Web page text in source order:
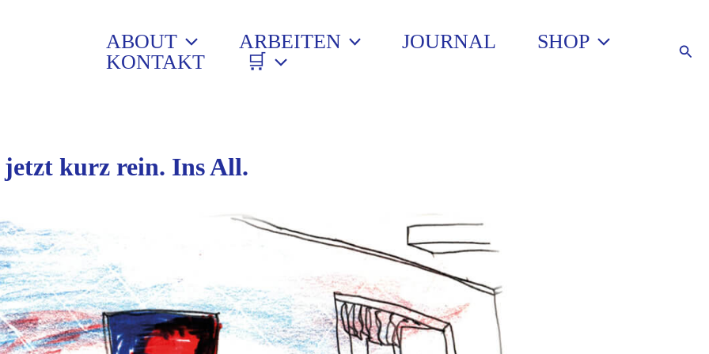
ABOUT ARBEITEN JOURNAL
SHOP
KONTAKT
🛒
jetzt kurz rein. Ins All.